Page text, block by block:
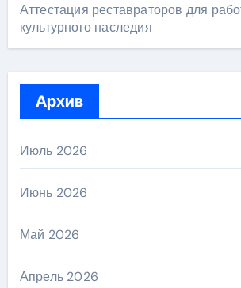
Аттестация реставраторов для
культурного наследия
Архив
Июль 2026
Июнь 2026
Май 2026
Апрель 2026